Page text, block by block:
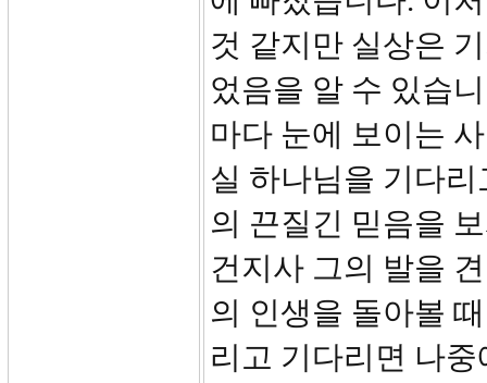
것 같지만 실상은
었음을 알 수 있습
마다 눈에 보이는
실 하나님을 기다
의 끈질긴 믿음을
건지사 그의 발을
의 인생을 돌아볼
리고 기다리면 나